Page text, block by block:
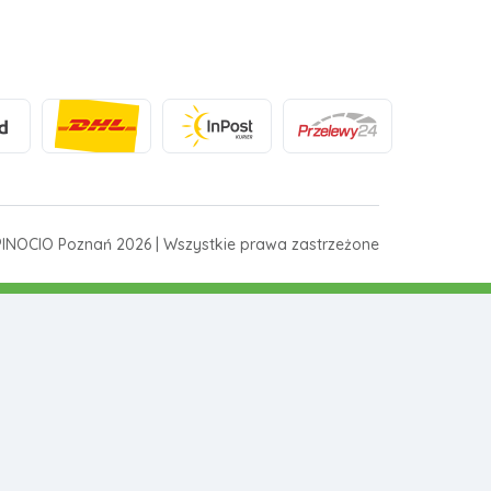
Poznań 2026 | Wszystkie prawa zastrzeżone